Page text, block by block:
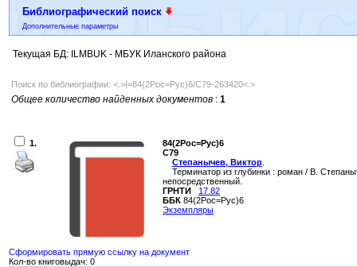
Библиографический поиск
Дополнительные параметры
Текущая БД: ILMBUK - МБУК Иланского района
Поиск по библиографии: <.>I=84(2Рос=Рус)6/С79-263420<.>
Общее количество найденных документов : 1
1.
84(2Рос=Рус)6
С79
Степанычев, Виктор
Терминатор из глубинки : роман / В.
непосредственный.
ГРНТИ
17.82
ББК 84(2Рос=Рус)6
Экземпляры
Сформировать прямую ссылку на документ
Кол-во книговыдач: 0